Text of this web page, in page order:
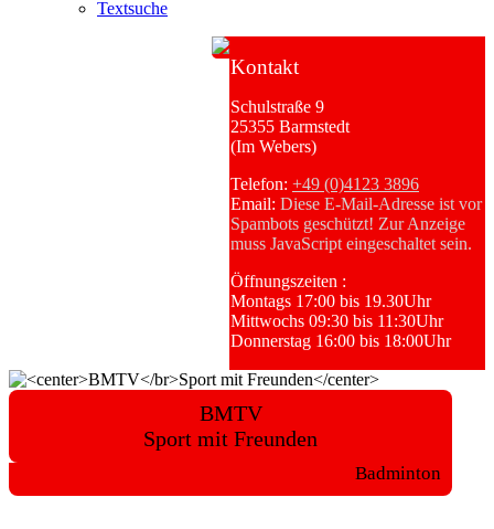
Textsuche
Kontakt
Schulstraße 9
25355 Barmstedt
(Im Webers)
Telefon: +49 (0)4123 3896
Email: Diese E-Mail-Adresse ist vor
Spambots geschützt! Zur Anzeige
muss JavaScript eingeschaltet sein.
Öffnungszeiten :
Montags 17:00 bis 19.30Uhr
Mittwochs 09:30 bis 11:30Uhr
Donnerstag 16:00 bis 18:00Uhr
BMTV
Sport mit Freunden
Badminton